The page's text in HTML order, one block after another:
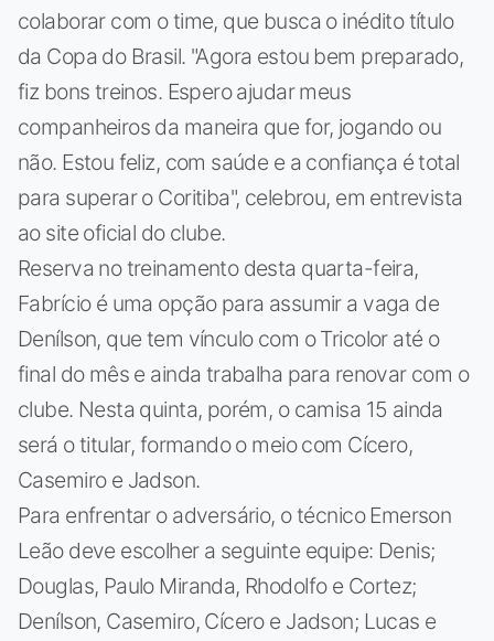
colaborar com o time, que busca o inédito título
da Copa do Brasil. "Agora estou bem preparado,
fiz bons treinos. Espero ajudar meus
companheiros da maneira que for, jogando ou
não. Estou feliz, com saúde e a confiança é total
para superar o Coritiba", celebrou, em entrevista
ao site oficial do clube.
Reserva no treinamento desta quarta-feira,
Fabrício é uma opção para assumir a vaga de
Denílson, que tem vínculo com o Tricolor até o
final do mês e ainda trabalha para renovar com o
clube. Nesta quinta, porém, o camisa 15 ainda
será o titular, formando o meio com Cícero,
Casemiro e Jadson.
Para enfrentar o adversário, o técnico Emerson
Leão deve escolher a seguinte equipe: Denis;
Douglas, Paulo Miranda, Rhodolfo e Cortez;
Denílson, Casemiro, Cícero e Jadson; Lucas e